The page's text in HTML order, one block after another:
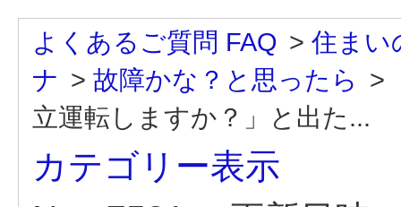
よくあるご質問 FAQ > 住まい
ナ > 故障かな？と思ったら >
立運転しますか？」と出た...
カテゴリー表示